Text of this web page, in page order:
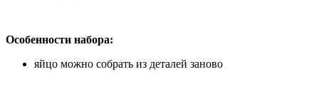
Особенности набора:
яйцо можно собрать из деталей заново